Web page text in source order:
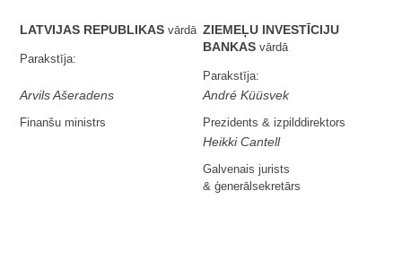
LATVIJAS REPUBLIKAS vārdā
Parakstīja:
ZIEMEĻU INVESTĪCIJU
BANKAS vārdā
Parakstīja:
Arvils Ašeradens
Finanšu ministrs
André Küüsvek
Prezidents & izpilddirektors
Heikki Cantell
Galvenais jurists
& ģenerālsekretārs